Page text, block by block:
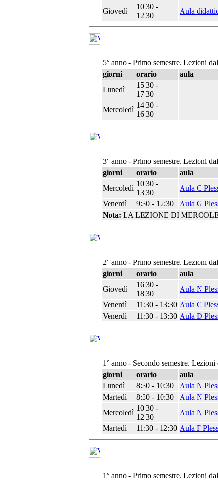
Giovedì
10:30 -
12:30
Aula
5° anno - Primo semestre. Lezioni
giorni
orario
aula
Lunedì
15:30 -
17:30
Mercoledì
14:30 -
16:30
3° anno - Primo semestre. Lezioni
giorni
orario
aula
Mercoledì
10:30 -
13:30
Aula C
Venerdì
9:30 - 12:30
Aula G
Nota: LA LEZIONE DI
2° anno - Primo semestre. Lezioni
giorni
orario
aula
Giovedì
16:30 -
18:30
Aula N
Venerdì
11:30 - 13:30 Aula C
Venerdì
11:30 - 13:30 Aula D
1° anno - Secondo semestre.
giorni
orario
aula
Lunedì
8:30 - 10:30
Aula N
Martedì
8:30 - 10:30
Aula N
Mercoledì
10:30 -
12:30
Aula N
Martedì
11:30 - 12:30 Aula F
1° anno - Primo semestre. Lezioni